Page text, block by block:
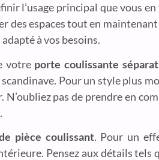
l’usage principal que vous
espaces tout en
à vos besoins.
votre porte coulissante
Pour un style plus
pas de prendre en
pièce coulissant. Pour un
Pensez aux détails